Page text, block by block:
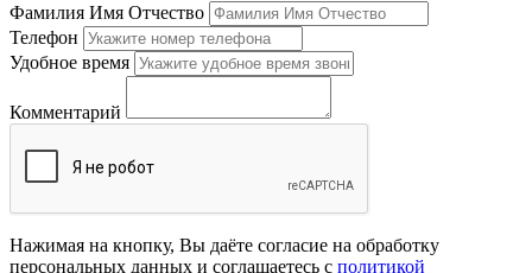
Фамилия Имя Отчество
Телефон
Удобное время
Комментарий
Нажимая на кнопку, Вы даёте согласие на обработку
персональных данных и соглашаетесь с политикой